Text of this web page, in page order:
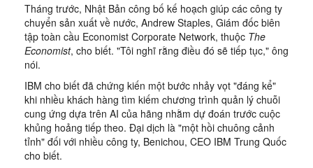
Tháng trước, Nhật Bản công bố kế hoạch giúp các công ty
chuyển sản xuất về nước, Andrew Staples, Giám đốc biên
tập toàn cầu Economist Corporate Network, thuộc The
Economist, cho biết. "Tôi nghĩ rằng điều đó sẽ tiếp tục," ông
nói.
IBM cho biết đã chứng kiến một bước nhảy vọt "đáng kể"
khi nhiều khách hàng tìm kiếm chương trình quản lý chuỗi
cung ứng dựa trên AI của hãng nhằm dự đoán trước cuộc
khủng hoảng tiếp theo. Đại dịch là "một hồi chuông cảnh
tỉnh" đối với nhiều công ty, Benichou, CEO IBM Trung Quốc
cho biết.